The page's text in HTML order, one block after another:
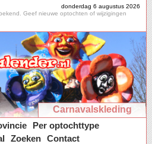
donderdag 6 augustus 2026
Geef nieuwe optochten of wijzigingen
Carnavalskleding
Per optochttype
Zoeken Contact